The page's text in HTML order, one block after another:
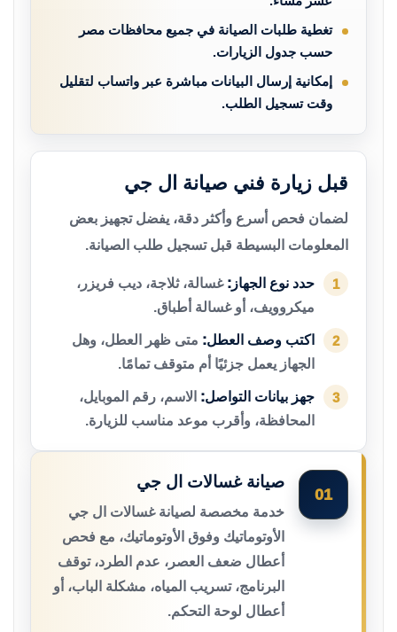
تغطية طلبات الصيانة في جميع محافظات مصر
حسب جدول الزيارات.
إمكانية إرسال البيانات مباشرة عبر واتساب لتقليل
وقت تسجيل الطلب.
قبل زيارة فني صيانة ال جي
لضمان فحص أسرع وأكثر دقة، يفضل تجهيز بعض
المعلومات البسيطة قبل تسجيل طلب الصيانة.
1 حدد نوع الجهاز: غسالة، ثلاجة، ديب فريزر،
ميكروويف، أو غسالة أطباق.
2 اكتب وصف العطل: متى ظهر العطل، وهل
الجهاز يعمل جزئيًا أم متوقف تمامًا.
3 جهز بيانات التواصل: الاسم، رقم الموبايل،
المحافظة، وأقرب موعد مناسب للزيارة.
01
صيانة غسالات ال جي
خدمة مخصصة لصيانة غسالات ال جي
الأوتوماتيك وفوق الأوتوماتيك، مع فحص
أعطال ضعف العصر، عدم الطرد، توقف
البرنامج، تسريب المياه، مشكلة الباب، أو
أعطال لوحة التحكم.